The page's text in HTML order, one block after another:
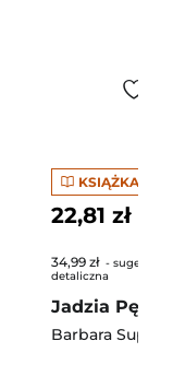
KSIĄŻKA
22,81 zł
34,99 zł -
detaliczna
Barbara Supeł